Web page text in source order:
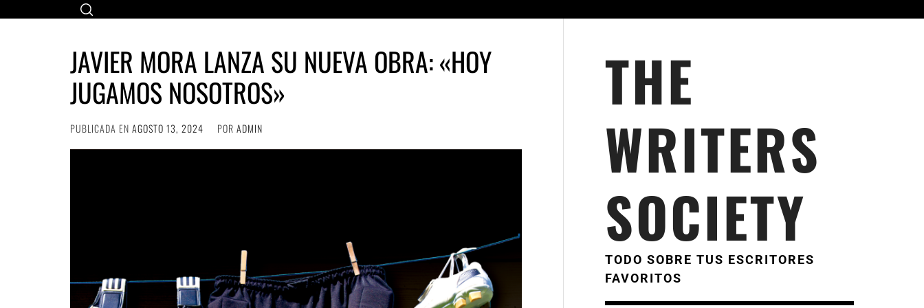
JAVIER MORA LANZA SU NUEVA OBRA: «HOY
JUGAMOS NOSOTROS»
PUBLICADA EN AGOSTO 13, 2024 POR ADMIN
THE
WRITERS
SOCIETY
TODO SOBRE TUS ESCRITORES
FAVORITOS